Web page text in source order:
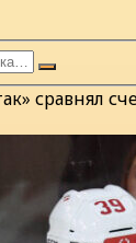
сравнял